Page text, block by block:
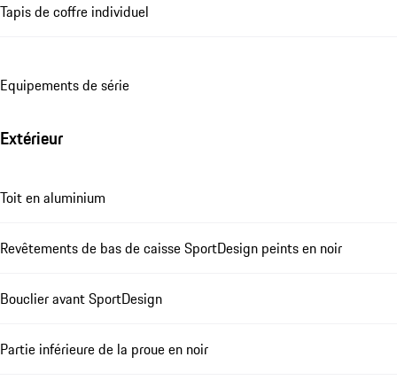
Tapis de coffre individuel
Equipements de série
Extérieur
Toit en aluminium
Revêtements de bas de caisse SportDesign peints en noir
Bouclier avant SportDesign
Partie inférieure de la proue en noir